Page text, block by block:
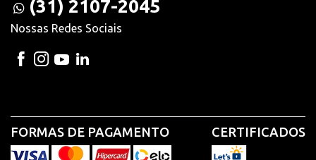
(31) 2107-2045
Nossas Redes Sociais
FORMAS DE PAGAMENTO CERTIFICADOS